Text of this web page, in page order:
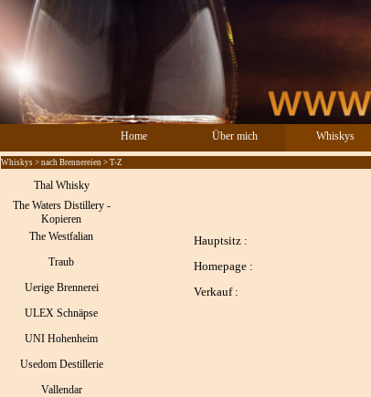
Home Über mich Whiskys
Whiskys > nach Brennereien > T-Z
Hauptsitz :
Homepage :
Verkauf :
Thal Whisky
The Waters Distillery -
Kopieren
The Westfalian
Traub
Uerige Brennerei
ULEX Schnäpse
UNI Hohenheim
Usedom Destillerie
Vallendar